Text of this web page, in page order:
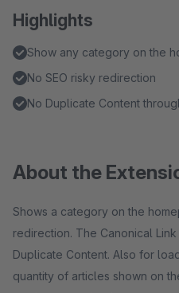
Highlights
Show any category on the
No SEO risky redirection
No Duplicate Content
About the
Shows a category on the
redirection. The Canonical
Duplicate Content. Also for
quantity of articles shown on